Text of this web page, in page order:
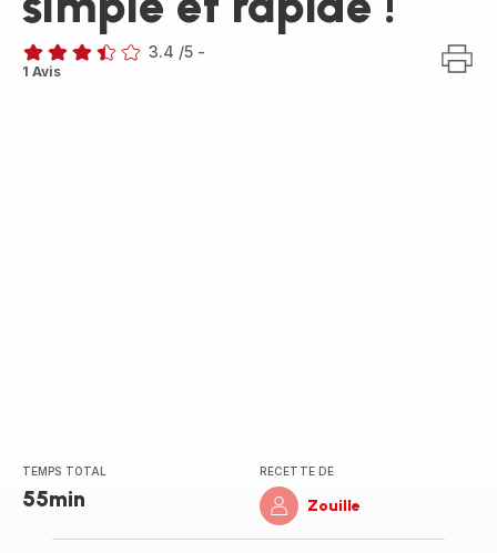
ratings.3.4
3.4 /5 -
1 Avis
TEMPS TOTAL
55min
RECETTE DE
Zouille